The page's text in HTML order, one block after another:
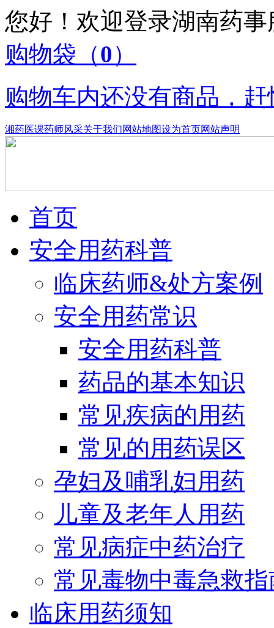
您好！欢迎登录湖南药
购物袋 （0）
购物车内还没有商品，
湘药医课药师风采关于我们网站地图设为首页网站声明
首页
安全用药科普
临床药师&处方案例
安全用药常识
安全用药科普
药品的基本知识
常见疾病的用药
常见的用药误区
孕妇及哺乳妇用药
儿童及老年人用药
常见病症中药治疗
常见毒物中毒急救指
临床用药须知